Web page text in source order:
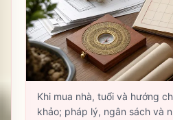
Khi mua nhà, tuổi và hướng
khảo; pháp lý, ngân sách và